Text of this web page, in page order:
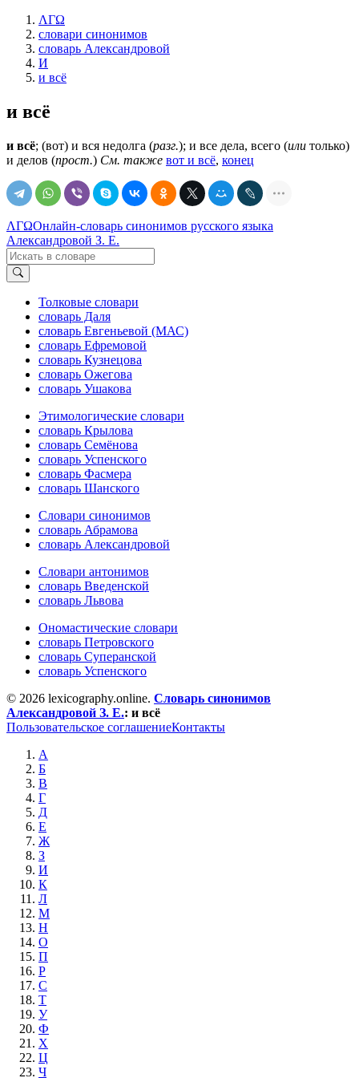
ΛΓΩ
словари синонимов
словарь Александровой
И
и всё
и всё
и всё; (вот) и вся недолга (разг.); и все дела, всего (или только)
и делов (прост.) См. также вот и всё, конец
ΛΓΩОнлайн-словарь синонимов русского языка
Александровой З. Е.
Толковые словари
словарь Даля
словарь Евгеньевой (МАС)
словарь Ефремовой
словарь Кузнецова
словарь Ожегова
словарь Ушакова
Этимологические словари
словарь Крылова
словарь Семёнова
словарь Успенского
словарь Фасмера
словарь Шанского
Словари синонимов
словарь Абрамова
словарь Александровой
Словари антонимов
словарь Введенской
словарь Львова
Ономастические словари
словарь Петровского
словарь Суперанской
словарь Успенского
© 2026 lexicography.online. Словарь синонимов
Александровой З. Е.: и всё
Пользовательское соглашениеКонтакты
А
Б
В
Г
Д
Е
Ж
З
И
К
Л
М
Н
О
П
Р
С
Т
У
Ф
Х
Ц
Ч